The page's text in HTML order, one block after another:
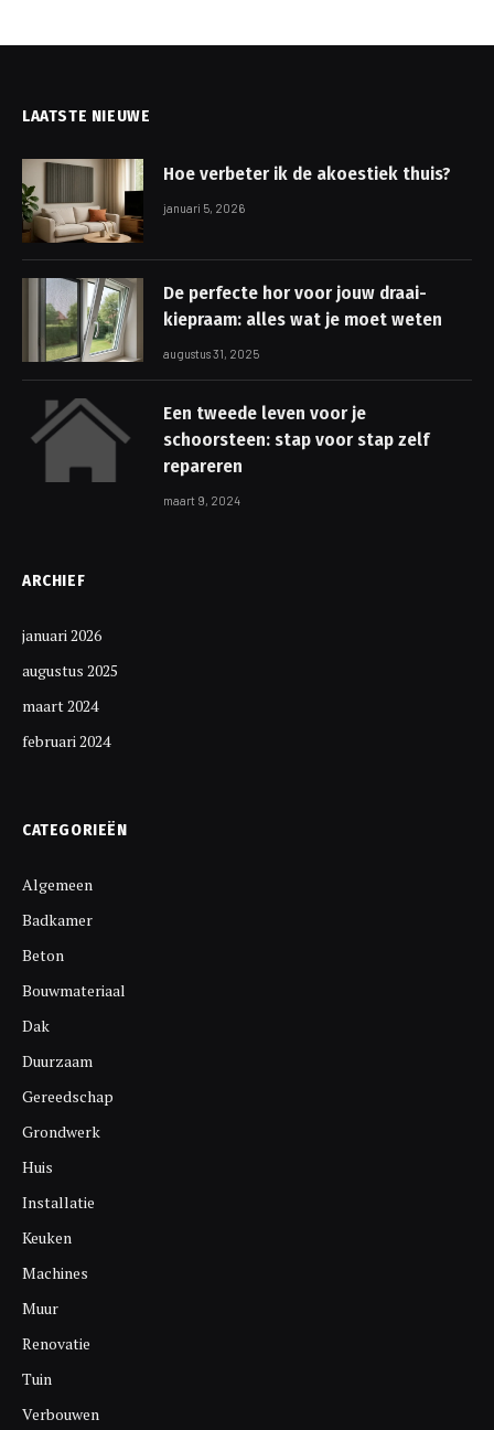
LAATSTE NIEUWE
Hoe verbeter ik de akoestiek thuis?
januari 5, 2026
De perfecte hor voor jouw draai-
kiepraam: alles wat je moet weten
augustus 31, 2025
Een tweede leven voor je
schoorsteen: stap voor stap zelf
repareren
maart 9, 2024
ARCHIEF
januari 2026
augustus 2025
maart 2024
februari 2024
CATEGORIEËN
Algemeen
Badkamer
Beton
Bouwmateriaal
Dak
Duurzaam
Gereedschap
Grondwerk
Huis
Installatie
Keuken
Machines
Muur
Renovatie
Tuin
Verbouwen